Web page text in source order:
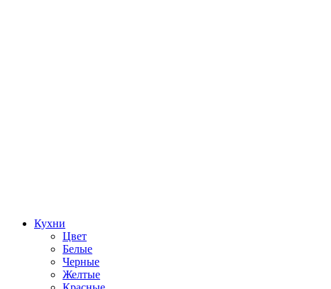
Кухни
Цвет
Белые
Черные
Желтые